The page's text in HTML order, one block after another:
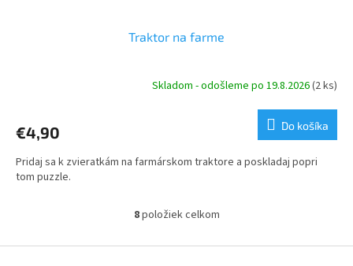
Traktor na farme
Skladom - odošleme po 19.8.2026(2 ks)
€4,90 Do košíka
Pridaj sa k zvieratkám na farmárskom traktore a poskladaj popri
tom puzzle.
O
l
8položiek celkom